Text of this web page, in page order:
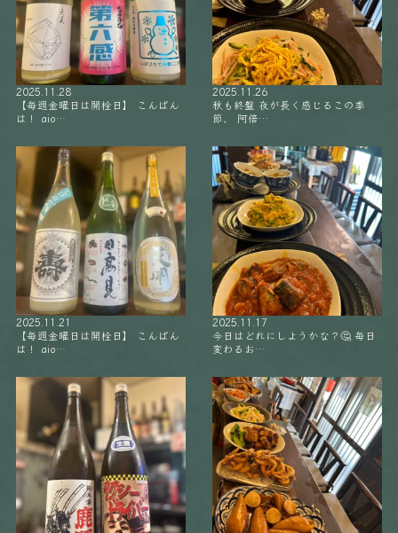
2025.11.28
【毎週金曜日は開栓日】 こんばん
は！ aio…
2025.11.26
秋も終盤 夜が長く感じるこの季
節、 阿倍…
2025.11.21
【毎週金曜日は開栓日】 こんばん
は！ aio…
2025.11.17
今日はどれにしようかな？🤔 毎日
変わるお…